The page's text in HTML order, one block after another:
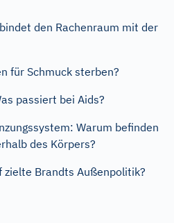
den Rachenraum mit der
für Schmuck sterben?
passiert bei Aids?
Warum befinden
des Körpers?
zielte Brandts Außenpolitik?